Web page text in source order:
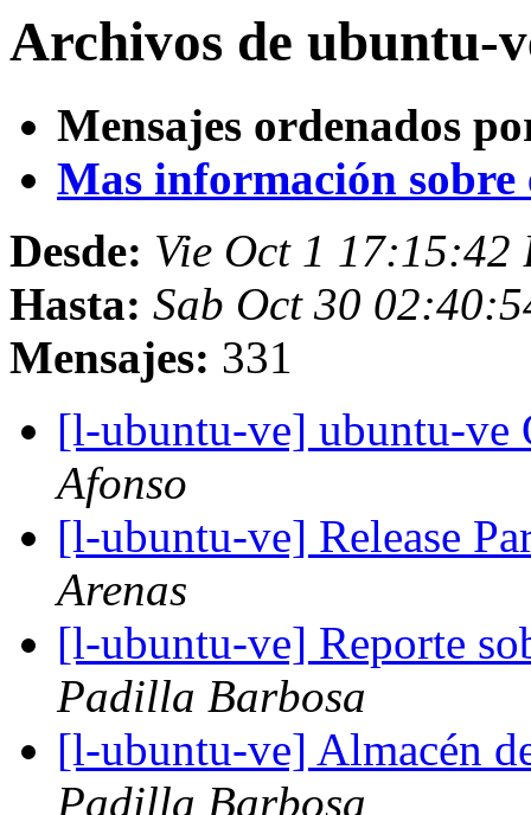
Archivos de ubuntu-
Mensajes ordenados
Mas información sobre
Desde: Vie Oct 1 17:15:42
Hasta: Sab Oct 30
Mensajes: 331
[l-ubuntu-ve] ubuntu-ve
Afonso
[l-ubuntu-ve] Release
Arenas
[l-ubuntu-ve] Reporte
Padilla Barbosa
[l-ubuntu-ve] Almacén
Padilla Barbosa